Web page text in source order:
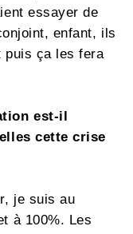
essayer de
enfant, ils
puis ça les fera
est-il
cette crise
je suis au
à 100%. Les